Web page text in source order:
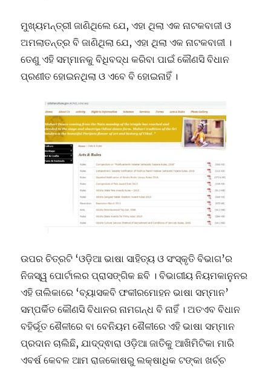
ମୁଖ୍ୟମନ୍ତ୍ରୀ ଜାଣିଥିଲେ ଯେ, ଏହା ଥିଲା ଏକ ନାଟକବାଜୀ ଓ
ଅମଲାତନ୍ତ୍ର ବି ଜାଣିଥିଲା ଯେ, ଏହା ଥିଲା ଏକ ନାଟକବାଜୀ ।
ତେଣୁ ଏହି ସମ୍ମାନକୁ ବିଧିବଦ୍ଧ କରିବା ପାଇଁ କୌଣସି ବିଧାନ
ପ୍ରଣୀତ ହୋଇନଥିଲା ଓ ଏବେ ବି ହୋଇନାହିଁ ।
ଉପର ଚିତ୍ରଟି ‘ଓଡ଼ିଆ ଭାଷା ସାହିତ୍ୟ ଓ ସଂସ୍କୃତି ବିଭାଗ’ର
ନିଜସ୍ୱ ପୋର୍ଟାଲର ପ୍ରାସଙ୍ଗିକ ଛବି । ବିଭାଗୀୟ ନିୟମକାନୁନର
ଏହି ତାଲିକାରେ ‘ବ୍ୟାସକବି ଫକୀରମୋହନ ଭାଷା ସମ୍ମାନ’
ସମ୍ପର୍କିତ କୌଣସି ବିଧାନର ନାମଗନ୍ଧ ବି ନାହିଁ । ଅତଏବ ବିଧାନ
ବହିର୍ଭୂତ ଶୈଳୀରେ ବା ବେନିୟମ ଶୈଳୀରେ ଏହି ଭାଷା ସମ୍ମାନ
ପ୍ରଦାନ ଚାଲିଛି, ଯାଦ୍ଦ୍ଵାରା ଓଡ଼ିଆ ଜାତିକୁ ଆଖିମିଟିକା ମାରି
ଏବର୍ଷ କେବଳ ଆମ ରାଜକୋଷରୁ ଲକ୍ଷାଧିକ ଟଙ୍କା ଖର୍ଚ୍ଚ